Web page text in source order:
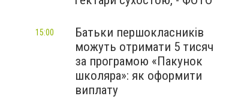
Батьки першокласників
можуть отримати 5 тисяч
за програмою «Пакунок
школяра»: як оформити
виплату
15:00